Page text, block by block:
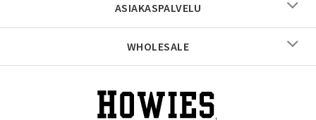
ASIAKASPALVELU
WHOLESALE